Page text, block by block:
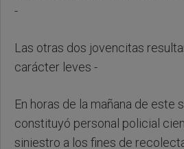
-
Las otras dos jovencitas
carácter leves -
En horas de la mañana de este
constituyó personal policial
siniestro a los fines de